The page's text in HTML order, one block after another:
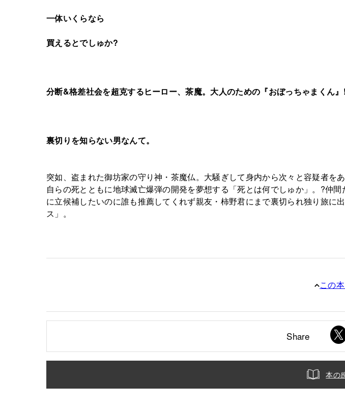
一体いくらなら
買えるとでしゅか?
分断&格差社会を超克するヒーロー、茶魔。大人のための『おぼっちゃまくん』!
裏切りを知らない男なんて。
突如、盗まれた御坊家の守り神・茶魔仏。大騒ぎして身内から次々と容疑者
自らの死とともに地球滅亡爆弾の開発を夢想する「死とは何でしゅか」。?仲
に立候補したいのに誰も推薦してくれず親友・柿野君にまで裏切られ独り旅
ス」。
この
Share
本の